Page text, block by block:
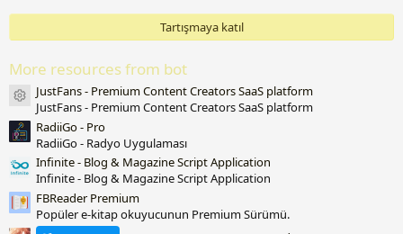
0
y
l
d
ı
z
Tartışmaya katıl
More resources from bot
Resource icon
JustFans - Premium Content Creators SaaS platform
JustFans - Premium Content Creators SaaS platform
RadiiGo - Pro
RadiiGo - Radyo Uygulaması
Infinite - Blog & Magazine Script Application
Infinite - Blog & Magazine Script Application
FBReader Premium
Popüler e-kitap okuyucunun Premium Sürümü.